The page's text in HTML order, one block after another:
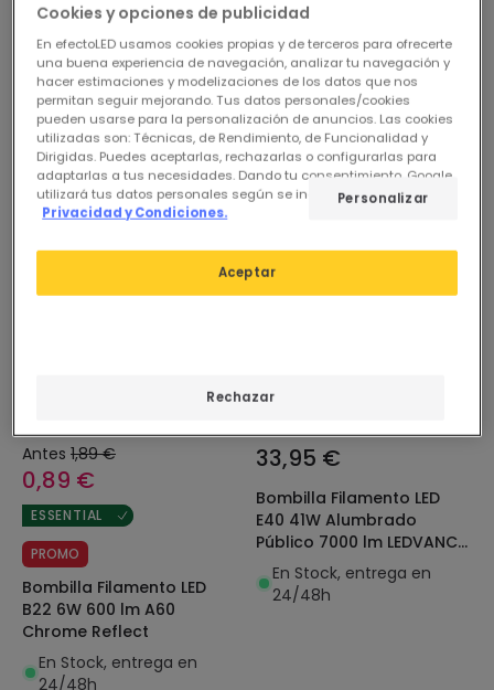
Antes 1,89 €
0,89 €
ESSENTIAL
PROMO
Bombilla Filamento LED
B22 6W 600 lm A60
Chrome Reflect
En Stock, entrega en
24/48h
33,95 €
Bombilla Filamento LED
E40 41W Alumbrado
Público 7000 lm LEDVANCE
4099854072055
En Stock, entrega en
24/48h
Cookies y opciones de publicidad
En efectoLED usamos cookies propias y de terceros para ofrecerte
una buena experiencia de navegación, analizar tu navegación y
hacer estimaciones y modelizaciones de los datos que nos
permitan seguir mejorando. Tus datos personales/cookies
pueden usarse para la personalización de anuncios. Las cookies
utilizadas son: Técnicas, de Rendimiento, de Funcionalidad y
Dirigidas. Puedes aceptarlas, rechazarlas o configurarlas para
adaptarlas a tus necesidades. Dando tu consentimiento, Google
utilizará tus datos personales según se indica en su sitio de
Privacidad y Condiciones.
Rechazar
Aceptar
Personalizar